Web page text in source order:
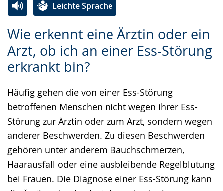
Wie erkennt eine Ärztin oder ein
Arzt, ob ich an einer Ess-Störung
erkrankt bin?
Häufig gehen die von einer Ess-Störung
betroffenen Menschen nicht wegen ihrer Ess-
Störung zur Ärztin oder zum Arzt, sondern wegen
anderer Beschwerden. Zu diesen Beschwerden
gehören unter anderem Bauchschmerzen,
Haarausfall oder eine ausbleibende Regelblutung
bei Frauen. Die Diagnose einer Ess-Störung kann
Leichte Sprache
Leichten
Sprache
wechseln.
Audio-
Unterstützung.
Video
in
Deutscher
wird
angezeigt.